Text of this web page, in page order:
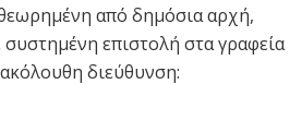
από δημόσια αρχή,
συστημένη επιστολή στα γραφεία
διεύθυνση: